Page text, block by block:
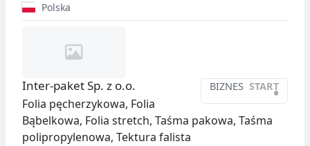
Polska
BIZNES START
•
Inter-paket Sp. z o.o.
Folia pęcherzykowa, Folia
Bąbelkowa, Folia stretch, Taśma pakowa, Taśma
polipropylenowa, Tektura falista